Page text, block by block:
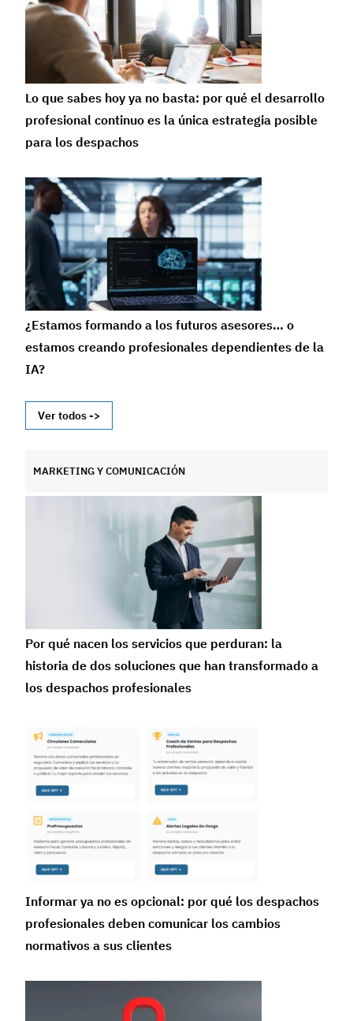
Lo que sabes hoy ya no basta: por qué el desarrollo
profesional continuo es la única estrategia posible
para los despachos
¿Estamos formando a los futuros asesores… o
estamos creando profesionales dependientes de la
IA?
Ver todos ->
MARKETING Y COMUNICACIÓN
Por qué nacen los servicios que perduran: la
historia de dos soluciones que han transformado a
los despachos profesionales
Informar ya no es opcional: por qué los despachos
profesionales deben comunicar los cambios
normativos a sus clientes